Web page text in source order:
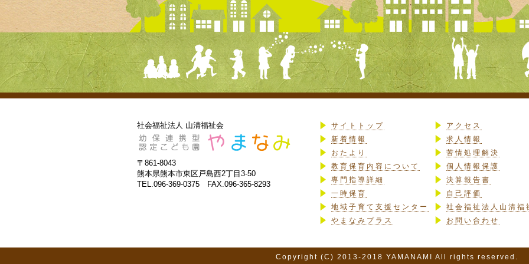
社会福祉法人 山清福祉会
〒861-8043
熊本県熊本市東区戸島西2丁目3-50
TEL.096-369-0375 FAX.096-365-8293
サイトトップ
新着情報
おたより
教育保育内容について
専門指導詳細
一時保育
地域子育て支援センター
やまなみプラス
アクセス
求人情報
苦情処理解決
個人情報保護
決算報告書
自己評価
社会福祉法人山清福
お問い合わせ
Copyright (C) 2013-2018 YAMANAMI All rights reserved.